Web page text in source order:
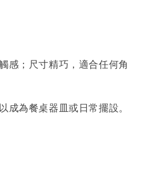
感；尺寸精巧，適合任何角
為餐桌器皿或日常擺設。